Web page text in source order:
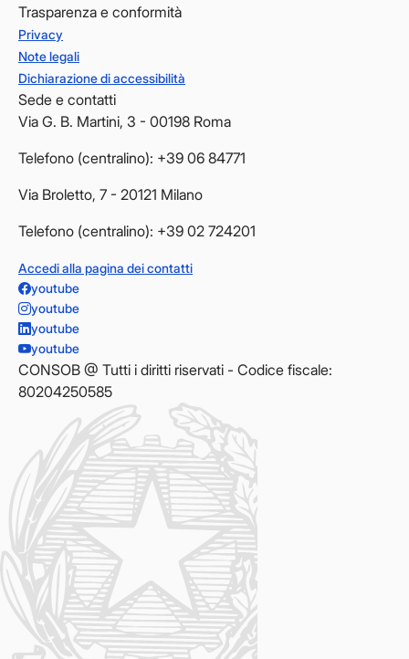
Trasparenza e conformità
Privacy
Note legali
Dichiarazione di accessibilità
Sede e contatti
Via G. B. Martini, 3 - 00198 Roma
Telefono (centralino): +39 06 84771
Via Broletto, 7 - 20121 Milano
Telefono (centralino): +39 02 724201
Accedi alla pagina dei contatti
youtube
youtube
youtube
youtube
CONSOB @ Tutti i diritti riservati - Codice fiscale:
80204250585